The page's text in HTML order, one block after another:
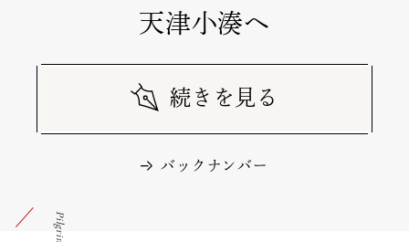
天津小湊へ
続きを見る
バックナンバー